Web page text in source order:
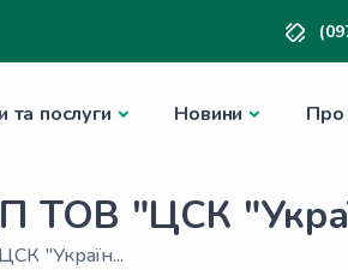
та послуги Новини Про
ТОВ "ЦСК
"Україн...